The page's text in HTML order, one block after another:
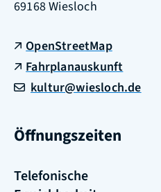
69168Wiesloch
OpenStreetMap
Fahrplanauskunft
kultur@wiesloch.de
Öffnungszeiten
Telefonische